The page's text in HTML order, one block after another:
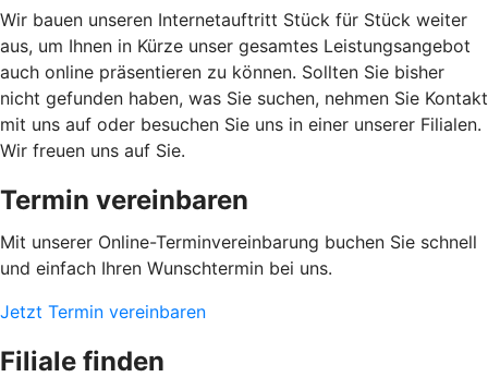
Wir bauen unseren Internetauftritt Stück für Stück weiter
aus, um Ihnen in Kürze unser gesamtes Leistungsangebot
auch online präsentieren zu können. Sollten Sie bisher
nicht gefunden haben, was Sie suchen, nehmen Sie Kontakt
mit uns auf oder besuchen Sie uns in einer unserer Filialen.
Wir freuen uns auf Sie.
Termin vereinbaren
Mit unserer Online-Terminvereinbarung buchen Sie schnell
und einfach Ihren Wunschtermin bei uns.
Jetzt Termin vereinbaren
Filiale finden